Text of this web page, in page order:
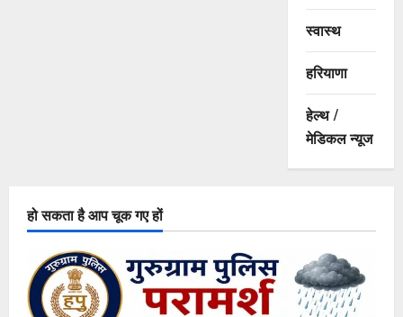
स्वास्थ
हरियाणा
हेल्थ /
मेडिकल न्यूज
हो सकता है आप चूक गए हों